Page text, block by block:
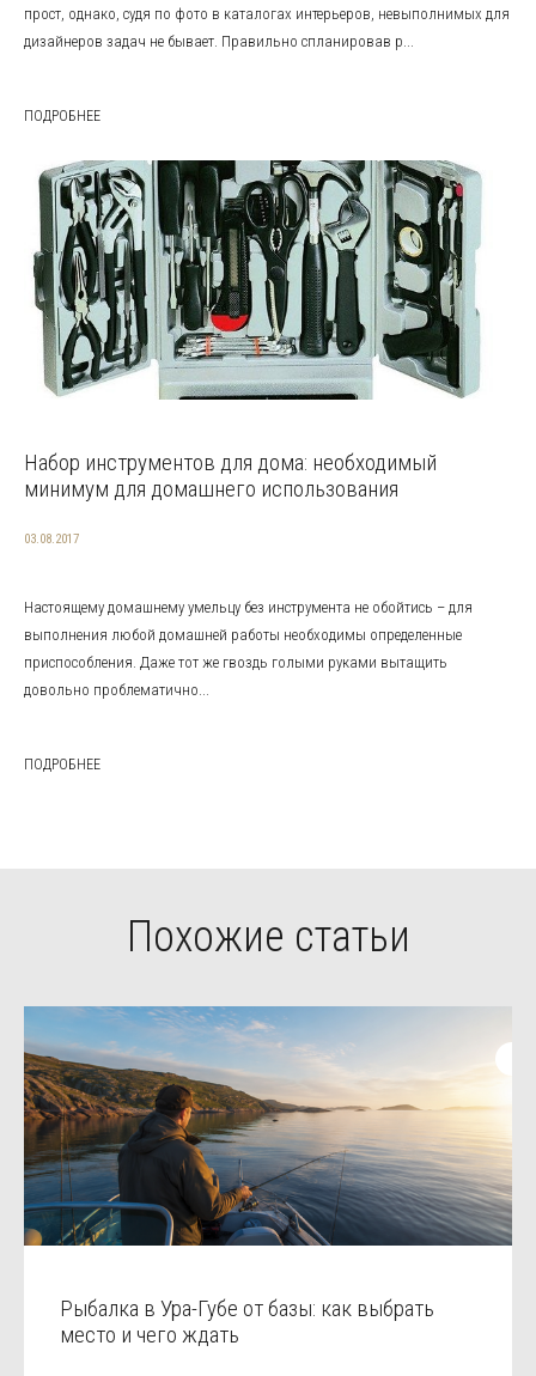
прост, однако, судя по фото в каталогах интерьеров, невыполнимых для
дизайнеров задач не бывает. Правильно спланировав р...
ПОДРОБНЕЕ
Набор инструментов для дома: необходимый
минимум для домашнего использования
03.08.2017
Настоящему домашнему умельцу без инструмента не обойтись – для
выполнения любой домашней работы необходимы определенные
приспособления. Даже тот же гвоздь голыми руками вытащить
довольно проблематично...
ПОДРОБНЕЕ
Похожие статьи
Рыбалка в Ура-Губе от базы: как выбрать
место и чего ждать